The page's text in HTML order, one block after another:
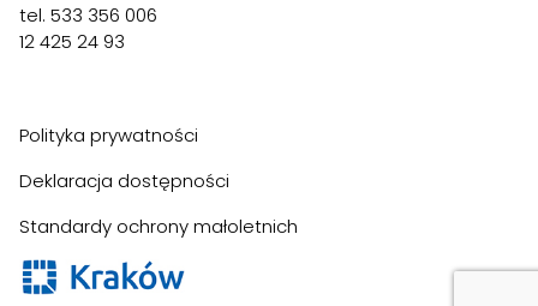
tel. 533 356 006
12 425 24 93
Polityka prywatności
Deklaracja dostępności
Standardy ochrony małoletnich